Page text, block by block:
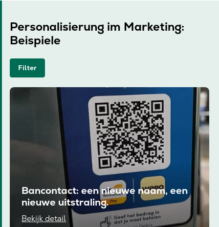
Personalisierung im Marketing:
Beispiele
Filter
Bancontact: een nieuwe naam, een
nieuwe uitstraling.
Bekijk detail